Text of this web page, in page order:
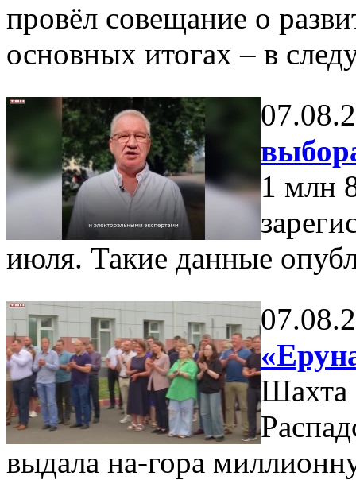
провёл совещание о
основных итогах – в
1 млн
июля. Такие данные
Шахта
выдала на-гора